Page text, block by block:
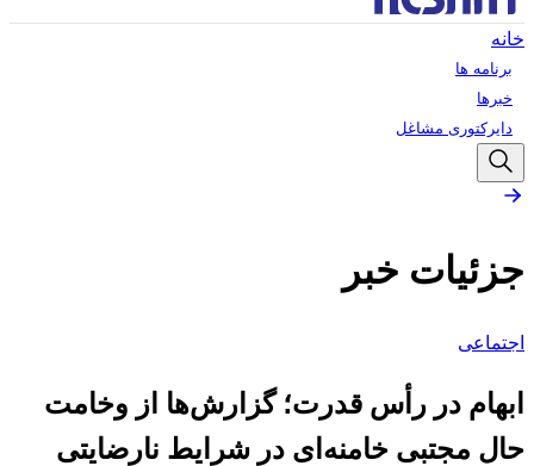
خانه
برنامه ها
خبرها
دایرکتوری مشاغل
جزئیات خبر
اجتماعی
ابهام در رأس قدرت؛ گزارش‌ها از وخامت
حال مجتبی خامنه‌ای در شرایط نارضایتی